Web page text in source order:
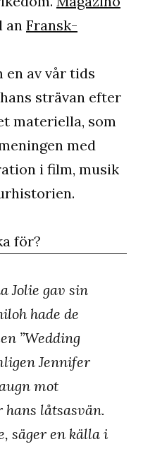
an Fransk-
en av vår tids
strävan efter
materiella, som
med
i film, musik
för?
Jolie gav sin
hade de
”Wedding
Jennifer
mot
låtsasvän.
säger en källa i